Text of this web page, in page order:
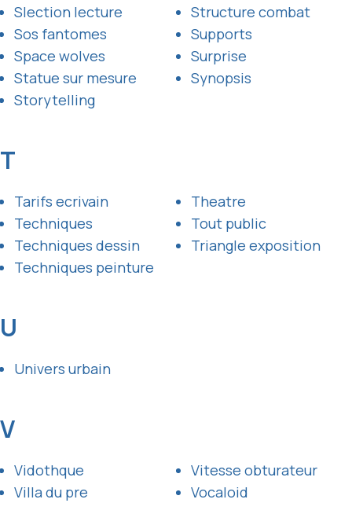
Slection lecture
Sos fantomes
Space wolves
Statue sur mesure
Storytelling
Structure combat
Supports
Surprise
Synopsis
T
Tarifs ecrivain
Techniques
Techniques dessin
Techniques peinture
Theatre
Tout public
Triangle exposition
U
Univers urbain
V
Vidothque
Villa du pre
Vitesse obturateur
Vocaloid